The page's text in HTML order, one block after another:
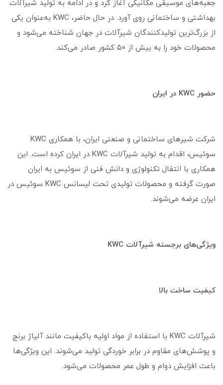
جعبه‌های موسیقی مکانیکی آغاز کرد و در ادامه به تولید شیرآلات
بهداشتی و ساختمانی روی آورد. در حال حاضر، KWC به‌عنوان یکی
از بزرگ‌ترین تولیدکنندگان شیرآلات در جهان شناخته می‌شود و
محصولات خود را به بیش از ۵۰ کشور صادر می‌کند.
حضور KWC در ایران
شرکت شیرهای ساختمانی و صنعتی ایران، با همکاری KWC
سوئیس، اقدام به تولید شیرآلات KWC در ایران کرده است. این
همکاری با انتقال تکنولوژی و دانش فنی از سوئیس به ایران
صورت گرفته و محصولات تولیدی تحت لیسانس KWC سوئیس در
ایران عرضه می‌شوند.
ویژگی‌های برجسته شیرآلات KWC
کیفیت ساخت بالا
شیرآلات KWC با استفاده از مواد اولیه باکیفیت مانند آلیاژ برنج
و پوشش‌های مقاوم در برابر خوردگی تولید می‌شوند. این ویژگی‌ها
باعث افزایش دوام و طول عمر محصولات می‌شود.